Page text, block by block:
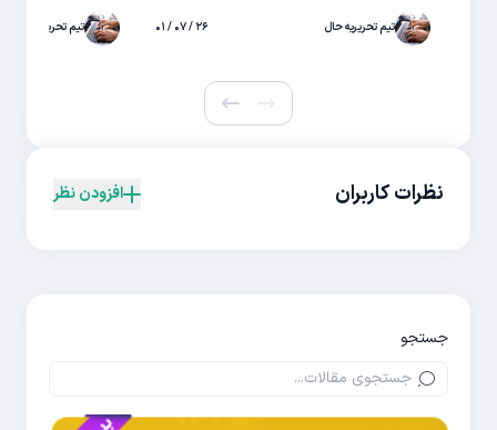
تیم تحریریه حال ۲۶ / ۰۷ / ۰۱ تیم تحریریه حال
نظرات کاربران افزودن نظر
جستجو